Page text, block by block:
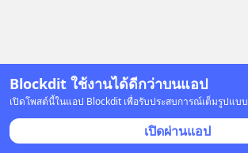
Blockdit ใช้งานได้ดีกว่าบนแอป
เปิดโพสต์นี้ในแอป Blockdit เพื่อรับประสบการณ์เต็มรูปแบบ
เปิดผ่านแอป